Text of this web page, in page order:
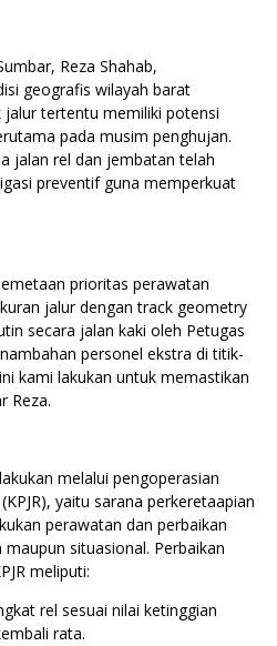
Reza Shahab,
geografis wilayah barat
tertentu memiliki potensi
pada musim penghujan.
jalan rel dan jembatan telah
preventif guna memperkuat
prioritas perawatan
jalur dengan track geometry
secara jalan kaki oleh Petugas
personel ekstra di titik-
kami lakukan untuk memastikan
Reza.
melalui pengoperasian
yaitu sarana perkeretaapian
perawatan dan perbaikan
situasional. Perbaikan
meliputi:
rel sesuai nilai ketinggian
rata.